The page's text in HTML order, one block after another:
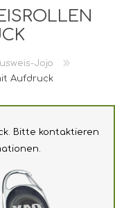
Jojo
Aufdruck
Bitte kontaktieren